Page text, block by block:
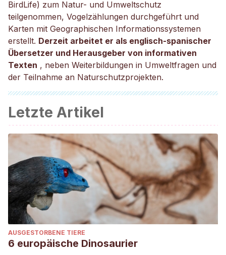
BirdLife) zum Natur- und Umweltschutz
teilgenommen, Vogelzählungen durchgeführt und
Karten mit Geographischen Informationssystemen
erstellt. Derzeit arbeitet er als englisch-spanischer
Übersetzer und Herausgeber von informativen
Texten , neben Weiterbildungen in Umweltfragen und
der Teilnahme an Naturschutzprojekten.
Letzte Artikel
AUSGESTORBENE TIERE
6 europäische Dinosaurier